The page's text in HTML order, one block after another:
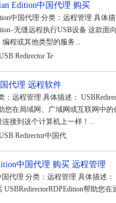
Edition中国代理 购买
中国代理 分类：远程管理 具体描
无缝远程执行USB设备 这款
程或其他类型的服务...
Redirector Te
代理 远程软件
：远程管理 具体描述：
您在局域网、广域网或互联网中
接到这个计算机上一样！...
Redirector中国代
中国代理 购买 远程管理
国代理 分类：远程管理 具体描述：
帮助您